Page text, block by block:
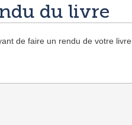
du livre
de faire un rendu de votre livre.